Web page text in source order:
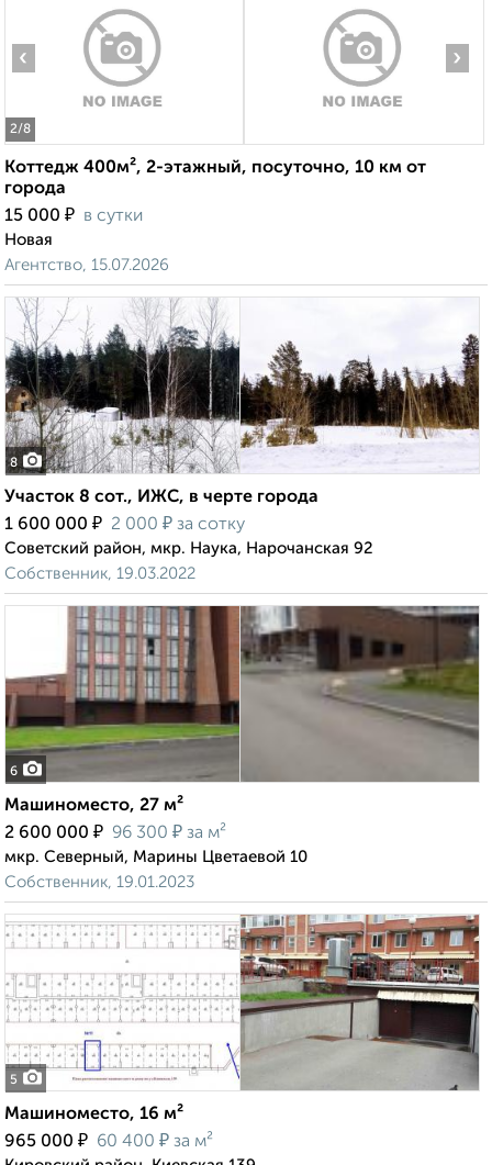
2/8
‹ ›
Коттедж 400м², 2-этажный, посуточно, 10 км от
города
15 000 ₽ в сутки
Новая
Агентство, 15.07.2026
8
Участок 8 сот., ИЖС, в черте города
1 600 000 ₽ 2 000 ₽ за сотку
Советский район, мкр. Наука, Нарочанская 92
Собственник, 19.03.2022
6
Машиноместо, 27 м²
2 600 000 ₽ 96 300 ₽ за м²
мкр. Северный, Марины Цветаевой 10
Собственник, 19.01.2023
5
Машиноместо, 16 м²
965 000 ₽ 60 400 ₽ за м²